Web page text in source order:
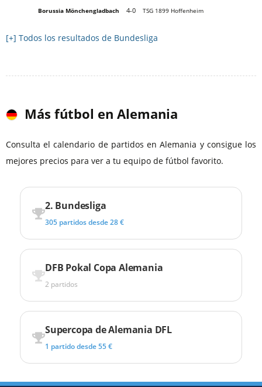
Borussia Mönchengladbach
4-0 TSG 1899 Hoffenheim
[+] Todos los resultados de Bundesliga
Más fútbol en Alemania
Consulta el calendario de partidos en Alemania y consigue los
mejores precios para ver a tu equipo de fútbol favorito.
2. Bundesliga
305 partidos desde 28 €
DFB Pokal Copa Alemania
2 partidos
Supercopa de Alemania DFL
1 partido desde 55 €